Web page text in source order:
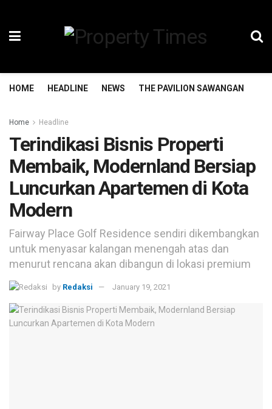
HOME HEADLINE NEWS THE PAVILION SAWANGAN
Home Headline
Terindikasi Bisnis Properti
Membaik, Modernland Bersiap
Luncurkan Apartemen di Kota
Modern
Fairway Place Golf Residence sendiri dikembangkan
untuk menyasar kalangan menengah atas dan
menurut rencana akan dibangun di lokasi premium
by Redaksi January 19, 2021